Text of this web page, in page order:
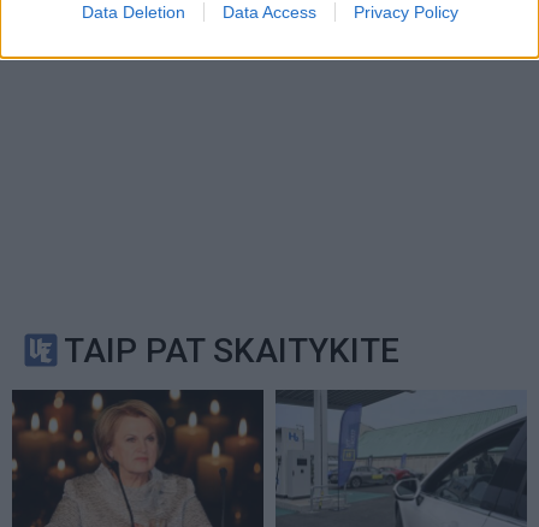
Data Deletion Data Access Privacy Policy
TAIP PAT SKAITYKITE